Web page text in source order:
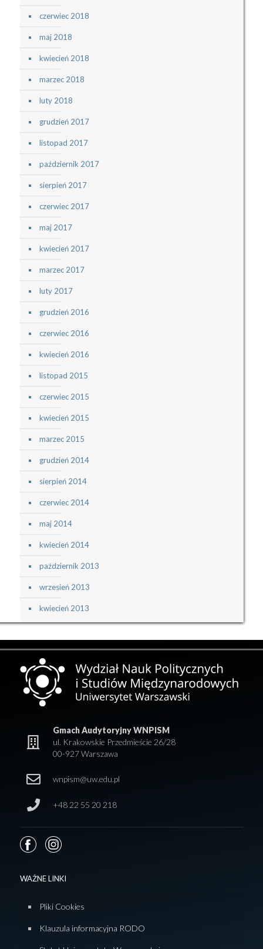
czerwiec 2018
maj 2018
kwiecień 2018
marzec 2018
luty 2018
grudzień 2017
listopad 2017
październik 2017
sierpień 2017
czerwiec 2017
maj 2017
kwiecień 2017
marzec 2017
luty 2017
grudzień 2016
czerwiec 2016
kwiecień 2016
listopad 2015
czerwiec 2015
kwiecień 2015
marzec 2015
grudzień 2014
sierpień 2014
czerwiec 2014
maj 2014
kwiecień 2014
październik 2013
wrzesień 2013
kwiecień 2013
Gmach Audytoryjny WNPISM
ul. Krakowskie Przedmieście 26/28
00-927 Warszawa
wnpism@uw.edu.pl
+48 22 55 20 218
WAŻNE LINKI
Pliki Cookies
Klauzula informacyjna RODO